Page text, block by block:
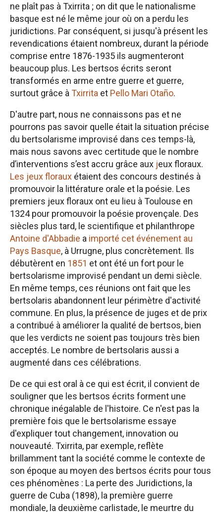
ne plaît pas à Txirrita ; on dit que le nationalisme
basque est né le même jour où on a perdu les
juridictions. Par conséquent, si jusqu'à présent les
revendications étaient nombreux, durant la période
comprise entre 1876-1935 ils augmenteront
beaucoup plus. Les bertsos écrits seront
transformés en arme entre guerre et guerre,
surtout grâce à Txirrita et Pello Mari Otaño.
D'autre part, nous ne connaissons pas et ne
pourrons pas savoir quelle était la situation précise
du bertsolarisme improvisé dans ces temps-là,
mais nous savons avec certitude que le nombre
d’interventions s’est accru grâce aux jeux floraux.
Les jeux floraux étaient des concours destinés à
promouvoir la littérature orale et la poésie. Les
premiers jeux floraux ont eu lieu à Toulouse en
1324 pour promouvoir la poésie provençale. Des
siècles plus tard, le scientifique et philanthrope
Antoine d'Abbadie a importé cet événement au
Pays Basque, à Urrugne, plus concrètement. Ils
débutèrent en 1851 et ont été un fort pour le
bertsolarisme improvisé pendant un demi siècle.
En même temps, ces réunions ont fait que les
bertsolaris abandonnent leur périmètre d'activité
commune. En plus, la présence de juges et de prix
a contribué à améliorer la qualité de bertsos, bien
que les verdicts ne soient pas toujours très bien
acceptés. Le nombre de bertsolaris aussi a
augmenté dans ces célébrations.
De ce qui est oral à ce qui est écrit, il convient de
souligner que les bertsos écrits forment une
chronique inégalable de l'histoire. Ce n'est pas la
première fois que le bertsolarisme essaye
d'expliquer tout changement, innovation ou
nouveauté. Txirrita, par exemple, reflète
brillamment tant la société comme le contexte de
son époque au moyen des bertsos écrits pour tous
ces phénomènes : La perte des Juridictions, la
guerre de Cuba (1898), la première guerre
mondiale, la deuxième carlistade, le meurtre du